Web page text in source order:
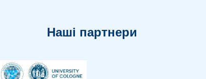
Наші партнери